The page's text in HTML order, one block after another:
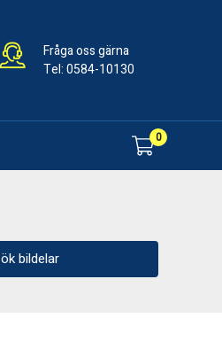
Fråga oss gärna
Tel:0584-10130
0
bildelar